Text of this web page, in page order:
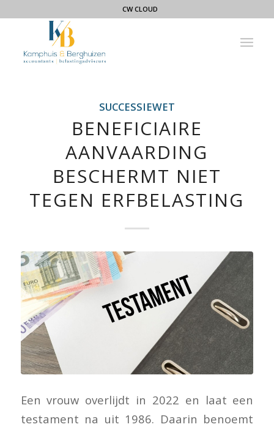
CW CLOUD
SUCCESSIEWET
BENEFICIAIRE
AANVAARDING
BESCHERMT NIET
TEGEN ERFBELASTING
Een vrouw overlijdt in 2022 en laat een
testament na uit 1986. Daarin benoemt